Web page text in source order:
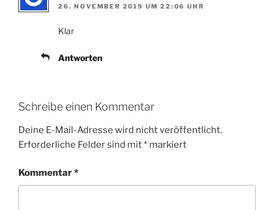
26. NOVEMBER 2019 UM 22:06 UHR
Klar
Antworten
Schreibe einen Kommentar
Deine E-Mail-Adresse wird nicht veröffentlicht.
Erforderliche Felder sind mit* markiert
Kommentar*